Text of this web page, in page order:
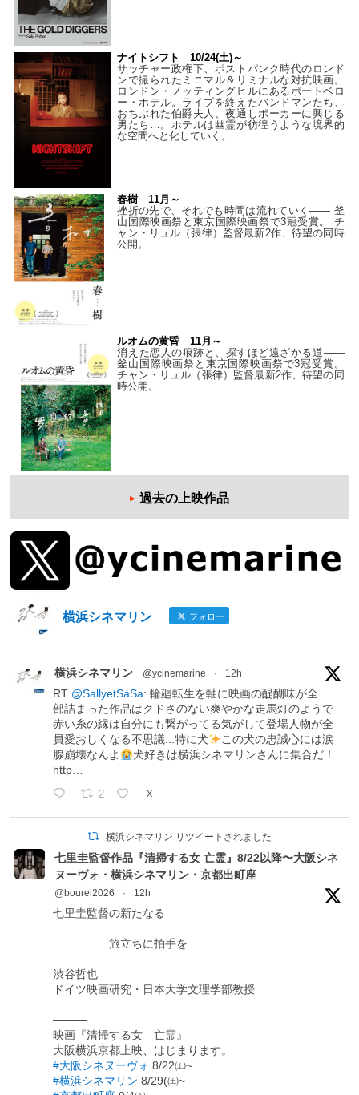
ナイトシフト 10/24(土)～
サッチャー政権下、ポストパンク時代のロンド
ンで撮られたミニマル＆リミナルな対抗映画。
ロンドン・ノッティングヒルにあるポートベロ
ー・ホテル。ライブを終えたバンドマンたち、
おちぶれた伯爵夫人、夜通しポーカーに興じる
男たち…。ホテルは幽霊が彷徨うような境界的
な空間へと化していく。
春樹 11月～
挫折の先で、それでも時間は流れていく—— 釜
山国際映画祭と東京国際映画祭で3冠受賞。 チ
ャン・リュル（張律）監督最新2作、待望の同時
公開。
ルオムの黄昏 11月～
消えた恋人の痕跡と、探すほど遠ざかる道——
釜山国際映画祭と東京国際映画祭で3冠受賞。
チャン・リュル（張律）監督最新2作、待望の同
時公開。
過去の上映作品
横浜シネマリン フォロー
横浜シネマリン @ycinemarine · 12h
RT @SallyetSaSa: 輪廻転生を軸に映画の醍醐味が全
部詰まった作品はクドさのない爽やかな走馬灯のようで
赤い糸の縁は自分にも繋がってる気がして登場人物が全
員愛おしくなる不思議...特に犬
この犬の忠誠心には涙
腺崩壊なんよ
犬好きは横浜シネマリンさんに集合だ！
http…
2 X
横浜シネマリン リツイートされました
七里圭監督作品『清掃する女 亡霊』8/22以降〜大阪シネ
ヌーヴォ・横浜シネマリン・京都出町座
@bourei2026 · 12h
七里圭監督の新たなる
旅立ちに拍手を
渋谷哲也
ドイツ映画研究・日本大学文理学部教授
―――
映画『清掃する女 亡霊』
大阪横浜京都上映、はじまります。
#大阪シネヌーヴォ 8/22㈯~
#横浜シネマリン 8/29(㈯~